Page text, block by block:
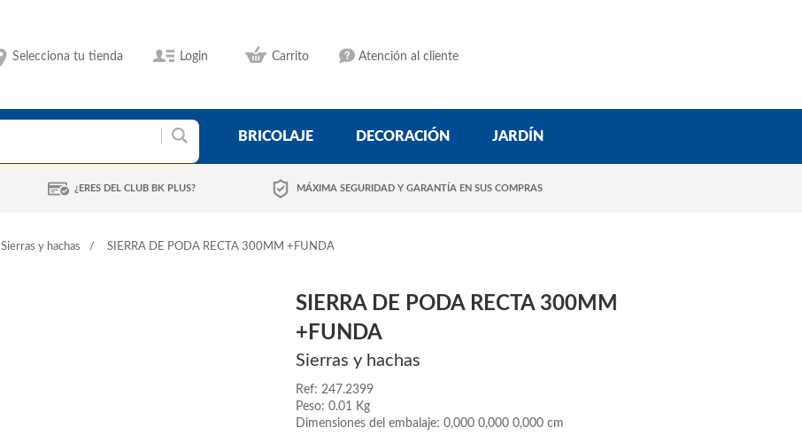
Selecciona tu tienda Login Carrito Atención al cliente
BRICOLAJE DECORACIÓN JARDÍN
¿ERES DEL CLUB BK PLUS? MÁXIMA SEGURIDAD Y GARANTÍA EN SUS COMPRAS
Sierras y hachas SIERRA DE PODA RECTA 300MM +FUNDA
SIERRA DE PODA RECTA 300MM
+FUNDA
Sierras y hachas
Ref: 247.2399
Peso: 0.01 Kg
Dimensiones del embalaje: 0,000 0,000 0,000 cm